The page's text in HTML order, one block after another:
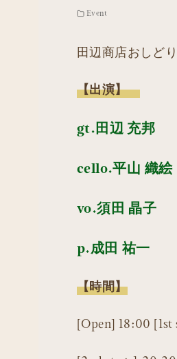
Event
田辺商店おしど
【出演】
gt.田辺 充邦
cello.平山 織絵
vo.須田 晶子
p.成田 祐一
【時間】
[Open] 18:00 [1st